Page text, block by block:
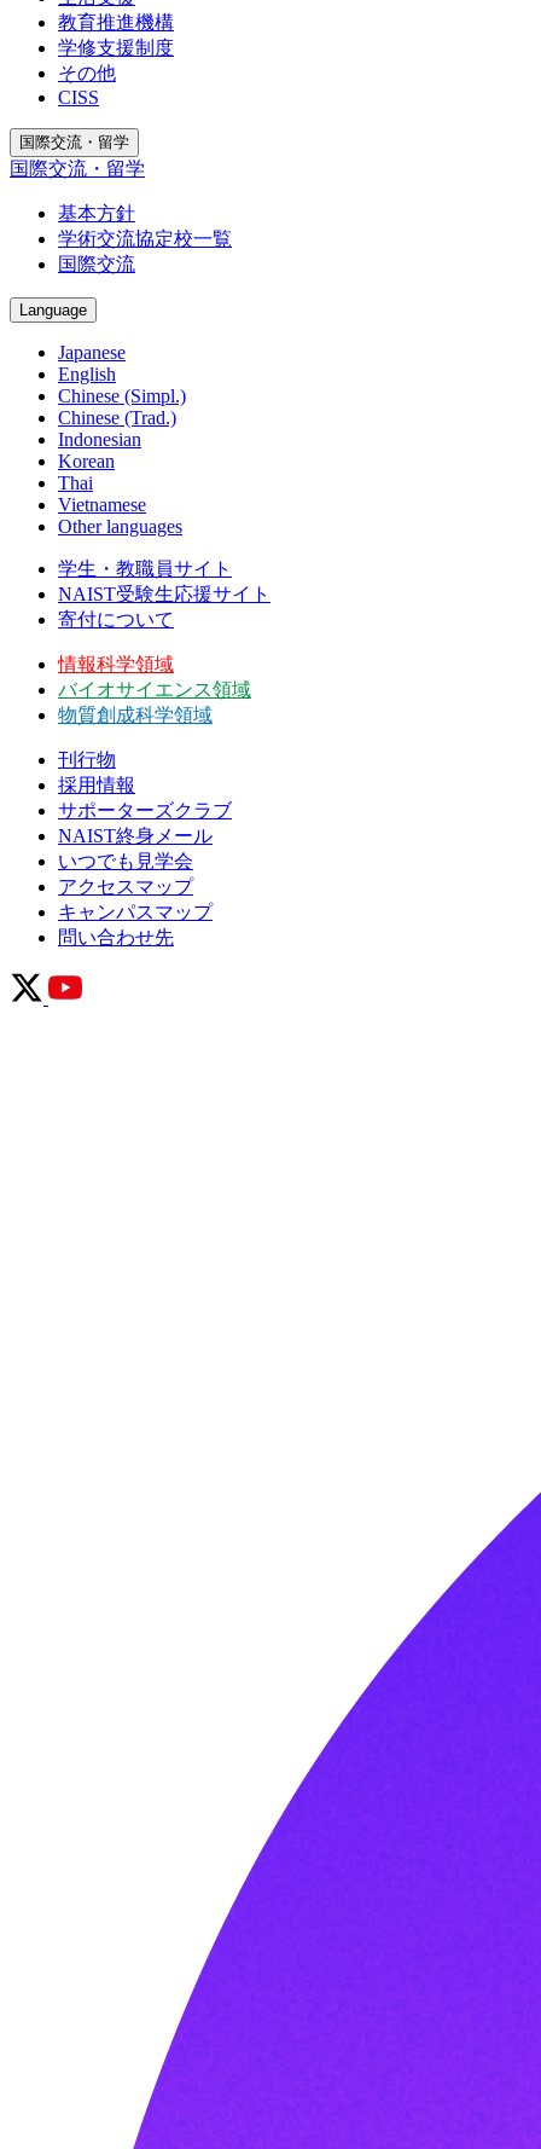
教育推進機構
学修支援制度
その他
CISS
国際交流・留学
国際交流・留学
基本方針
学術交流協定校一覧
国際交流
Language
Japanese
English
Chinese (Simpl.)
Chinese (Trad.)
Indonesian
Korean
Thai
Vietnamese
Other languages
学生・教職員サイト
NAIST受験生応援サイト
寄付について
情報科学領域
バイオサイエンス領域
物質創成科学領域
刊行物
採用情報
サポーターズクラブ
NAIST終身メール
いつでも見学会
アクセスマップ
キャンパスマップ
問い合わせ先